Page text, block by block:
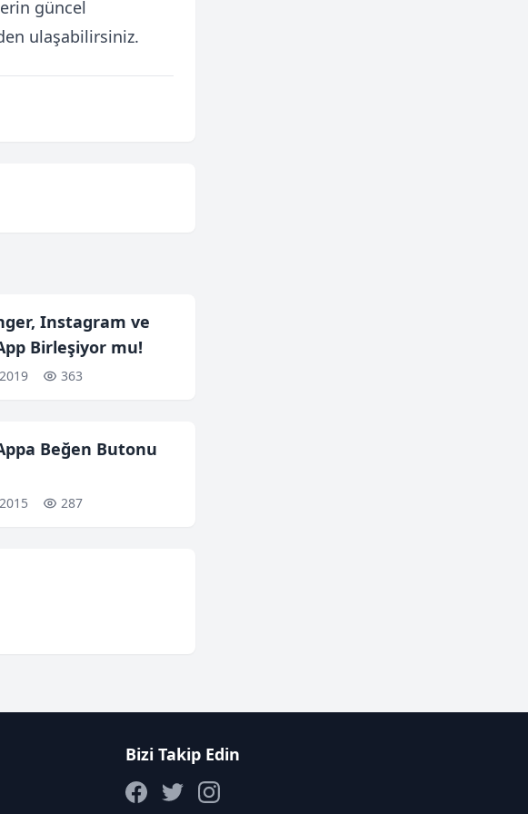
güncel
ulaşabilirsiniz.
Instagram ve
Birleşiyor mu!
363
Beğen Butonu
287
Bizi Takip Edin